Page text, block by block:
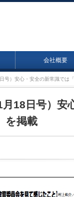
会社概要
号）安心・安全の新常識では
18日号）安
を掲載